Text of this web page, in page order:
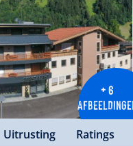
+ 6
Uitrusting Ratings